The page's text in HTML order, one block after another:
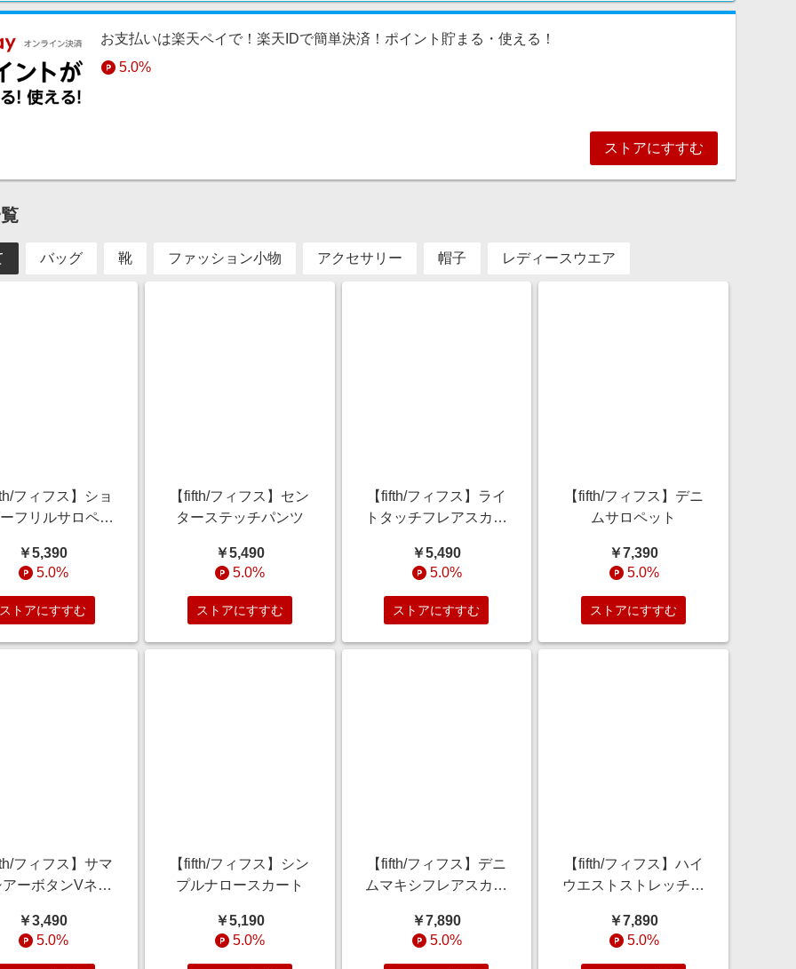
お支払いは楽天ペイで！楽天IDで簡単決済！ポイント貯まる・使える！
5.0%
ストアにすすむ
バッグ 靴 ファッション小物 アクセサリー 帽子 レディースウエア
フィフス】ショ
フリルサロペッ
￥5,390
5.0%
ストアにすすむ
【fifth/フィフス】セン
ターステッチパンツ
￥5,490
5.0%
ストアにすすむ
【fifth/フィフス】ライ
トタッチフレアスカー
￥5,490
5.0%
ストアにすすむ
【fifth/フィフス】デニ
ムサロペット
￥7,390
5.0%
ストアにすすむ
フィフス】サマ
ーボタンVネッ
￥3,490
5.0%
【fifth/フィフス】シン
プルナロースカート
￥5,190
5.0%
【fifth/フィフス】デニ
ムマキシフレアスカー
￥7,890
5.0%
【fifth/フィフス】ハイ
ウエストストレッチフ
￥7,890
5.0%